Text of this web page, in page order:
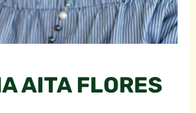
AITA FLORES